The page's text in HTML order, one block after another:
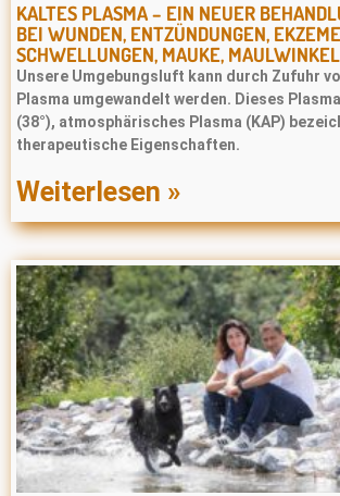
KALTES PLASMA – EIN NEUER
BEI WUNDEN, ENTZÜNDUNGEN,
SCHWELLUNGEN, MAUKE,
Unsere Umgebungsluft kann durch Zufuhr
Plasma umgewandelt werden. Dieses
(38°), atmosphärisches Plasma (KAP)
therapeutische Eigenschaften.
Weiterlesen »